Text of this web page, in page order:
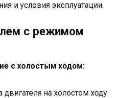
и условия эксплуатации.
с режимом
с холостым ходом:
на холостом ходу